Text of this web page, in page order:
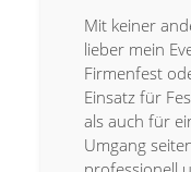
Mit keiner
lieber mein
Firmenfest
Einsatz für
als auch für
Umgang